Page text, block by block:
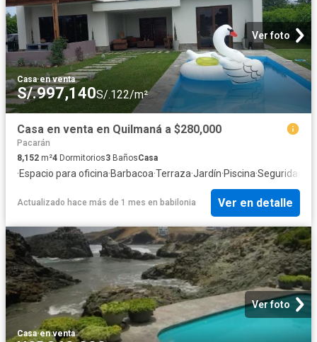
Ver foto
Casa·en venta
S/.997,140S/.122/m²
Casa en venta en Quilmaná a $280,000
Pacarán
8,152 m²4 Dormitorios3 BañosCasa
·Espacio para oficina·Barbacoa·Terraza·Jardín·Piscina·Seguridad
Actualizado hace más de 1 mes en babilonia Ver en detalle
Ver foto
Casa·en venta